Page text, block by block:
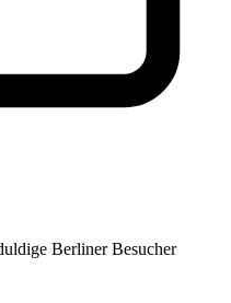
Berliner Besucher